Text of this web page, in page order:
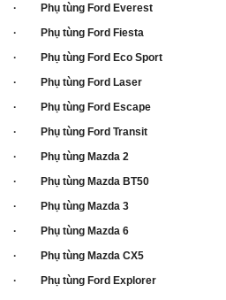
· Phụ tùng Ford Everest
· Phụ tùng Ford Fiesta
· Phụ tùng Ford Eco Sport
· Phụ tùng Ford Laser
· Phụ tùng Ford Escape
· Phụ tùng Ford Transit
· Phụ tùng Mazda 2
· Phụ tùng Mazda BT50
· Phụ tùng Mazda 3
· Phụ tùng Mazda 6
· Phụ tùng Mazda CX5
· Phụ tùng Ford Explorer